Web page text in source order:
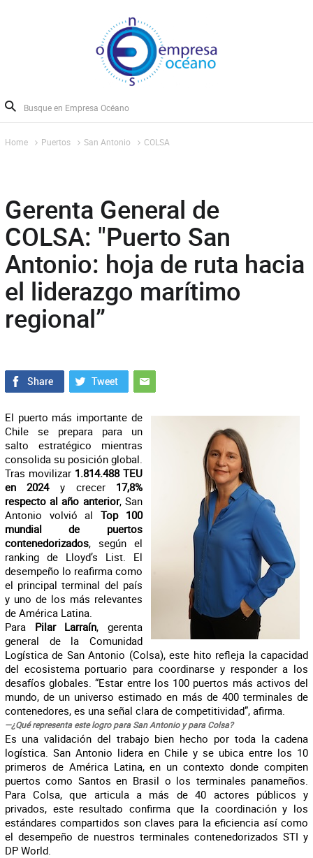
Home Puertos San Antonio COLSA
Gerenta General de
COLSA: "Puerto San
Antonio: hoja de ruta hacia
el liderazgo marítimo
regional”
El puerto más importante de
Chile se prepara para un
salto estratégico mientras
consolida su posición global.
Tras movilizar 1.814.488 TEU
en 2024
y crecer
17,8%
respecto al año anterior, San
Antonio volvió al
Top 100
mundial de puertos
contenedorizados, según el
ranking de Lloyd’s List. El
desempeño lo reafirma como
el principal terminal del país
y uno de los más relevantes
de América Latina.
Para
Pilar Larraín, gerenta
general de la Comunidad
Logística de San Antonio (Colsa), este hito refleja la capacidad
del ecosistema portuario para coordinarse y responder a los
desafíos globales. “Estar entre los 100 puertos más activos del
mundo, de un universo estimado en más de 400 terminales de
contenedores, es una señal clara de competitividad”, afirma.
—¿Qué representa este logro para San Antonio y para Colsa?
Es una validación del trabajo bien hecho por toda la cadena
logística. San Antonio lidera en Chile y se ubica entre los 10
primeros de América Latina, en un contexto donde compiten
puertos como Santos en Brasil o los terminales panameños.
Para Colsa, que articula a más de 40 actores públicos y
privados, este resultado confirma que la coordinación y los
estándares compartidos son claves para la eficiencia así como
el desempeño de nuestros terminales contenedorizados STI y
DP World.